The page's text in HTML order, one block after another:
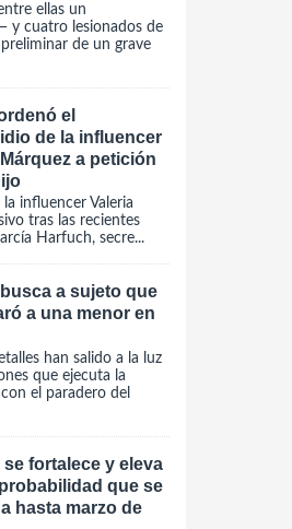
ellas un
y cuatro lesionados de
de un grave
ordenó el
de la influencer
a petición
influencer Valeria
tras las recientes
Harfuch, secre...
a sujeto que
a una menor en
han salido a la luz
que ejecuta la
el paradero del
se fortalece y eleva
que se
hasta marzo de